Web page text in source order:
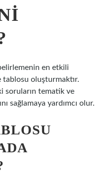
en etkili
oluşturmaktır.
soruların tematik ve
sağlamaya yardımcı olur.